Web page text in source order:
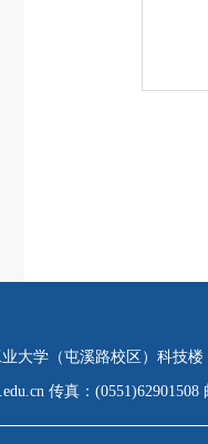
大学（屯溪路校区）科技楼
传真：(0551)62901508